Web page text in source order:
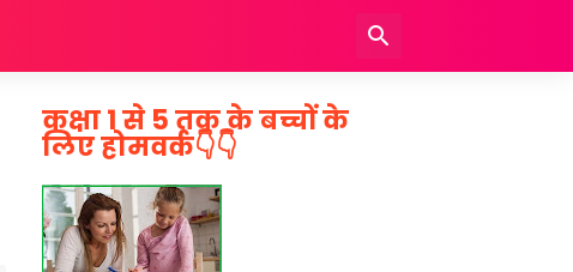
कक्षा 1 से 5 तक के बच्चों के
लिए होमवर्क👇👇